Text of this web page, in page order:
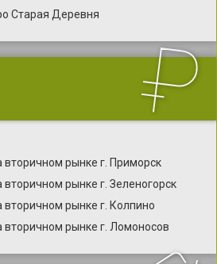
Старая Деревня
вторичном рынке г. Приморск
рынке г. Зеленогорск
вторичном рынке г. Колпино
вторичном рынке г. Ломоносов